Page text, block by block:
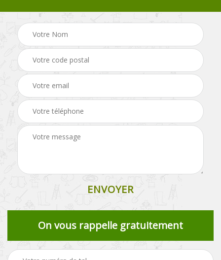
On vous rappelle gratuitement